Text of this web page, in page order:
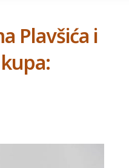
Plavšića i